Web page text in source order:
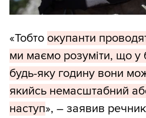
«Тобто окупанти
ми маємо розуміти, що у
будь-яку годину вони
якийсь немасштабний
наступ», – заявив речник